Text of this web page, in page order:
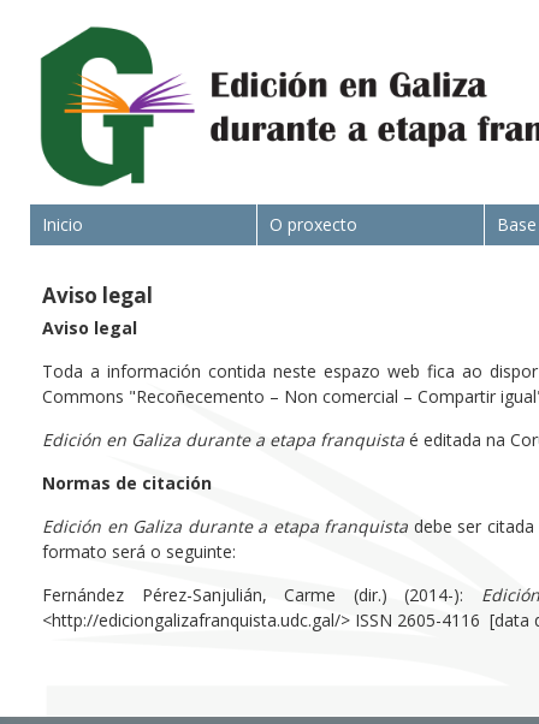
Inicio O proxecto
Aviso legal
Aviso legal
Toda a información contida neste espazo web fica ao
Commons "Recoñecemento – Non comercial – Compartir
Edición en Galiza durante a etapa franquista é editada na
Normas de citación
Edición en Galiza durante a etapa franquista debe ser
formato será o seguinte:
Fernández Pérez-Sanjulián, Carme (dir.) (2014-):
<http://ediciongalizafranquista.udc.gal/> ISSN 2605-4116